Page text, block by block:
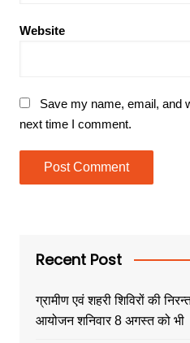
Website
Save my name, email, and
next time I comment.
Recent Post
ग्रामीण एवं शहरी शिविरों की
आयोजन शनिवार 8 अगस्त को भी